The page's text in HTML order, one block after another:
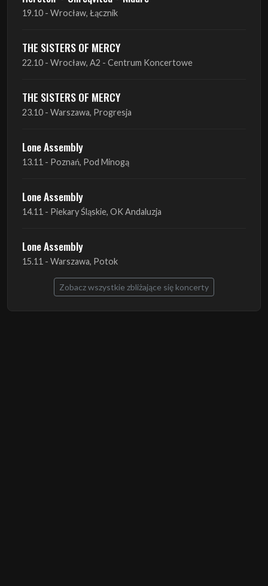
22.10 - Wrocław, A2 - Centrum Koncertowe
THE SISTERS OF MERCY
Lone Assembly
Lone Assembly
14.11 - Piekary Śląskie, OK Andaluzja
Lone Assembly
15.11 - Warszawa, Potok